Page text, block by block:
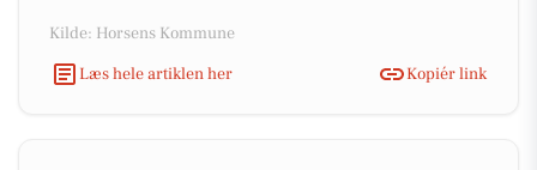
Kilde: Horsens Kommune
Læs hele artiklen her
Kopiér link